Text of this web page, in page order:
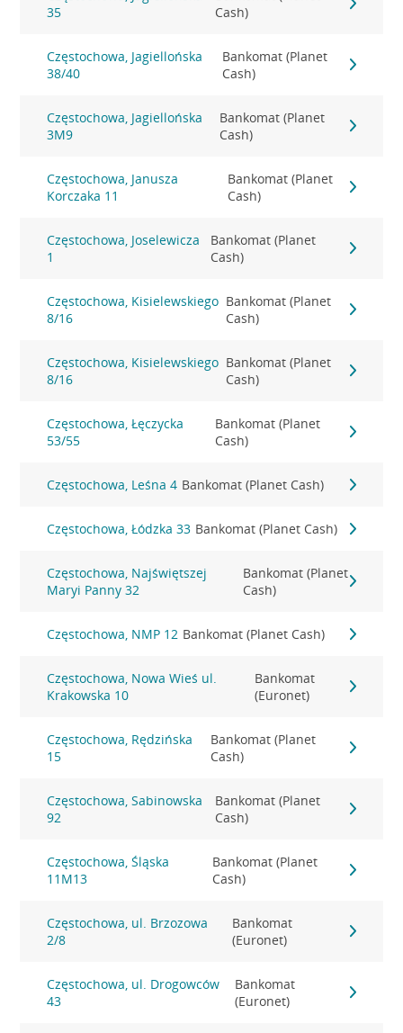
35
Cash)
Częstochowa, Jagiellońska
38/40
Bankomat (Planet
Cash)
Częstochowa, Jagiellońska
3M9
Bankomat (Planet
Cash)
Częstochowa, Janusza
Korczaka 11
Bankomat (Planet
Cash)
Częstochowa, Joselewicza
1
Bankomat (Planet
Cash)
Częstochowa, Kisielewskiego
8/16
Bankomat (Planet
Cash)
Częstochowa, Kisielewskiego
8/16
Bankomat (Planet
Cash)
Częstochowa, Łęczycka
53/55
Bankomat (Planet
Cash)
Częstochowa, Leśna 4 Bankomat (Planet Cash)
Częstochowa, Łódzka 33 Bankomat (Planet Cash)
Częstochowa, Najświętszej
Maryi Panny 32
Bankomat (Planet
Cash)
Częstochowa, NMP 12 Bankomat (Planet Cash)
Częstochowa, Nowa Wieś ul.
Krakowska 10
Bankomat
(Euronet)
Częstochowa, Rędzińska
15
Bankomat (Planet
Cash)
Częstochowa, Sabinowska
92
Bankomat (Planet
Cash)
Częstochowa, Śląska
11M13
Bankomat (Planet
Cash)
Częstochowa, ul. Brzozowa
2/8
Bankomat
(Euronet)
Częstochowa, ul. Drogowców
43
Bankomat
(Euronet)